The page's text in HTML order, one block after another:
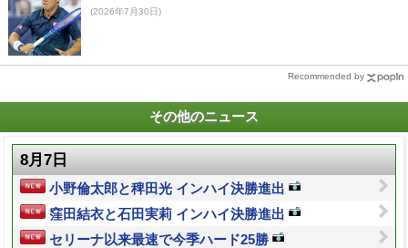
(2026年7月30日)
Recommended by
その他のニュース
8月7日
小野倫太郎と稗田光 インハイ決勝進出
窪田結衣と石田実莉 インハイ決勝進出
セリーナ以来最速で今季ハード25勝